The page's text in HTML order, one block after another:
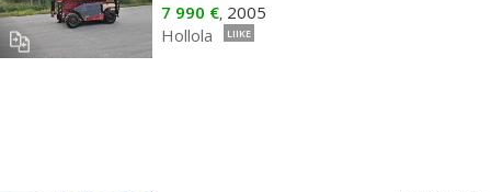
7 990 €, 2005
Hollola
LIIKE